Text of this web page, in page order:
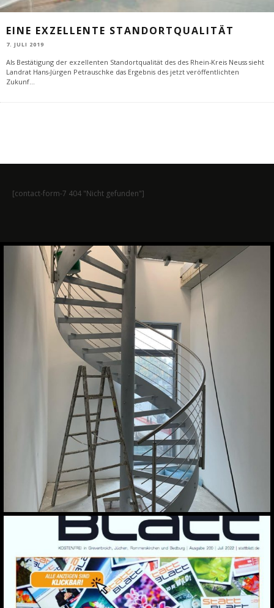
EINE EXZELLENTE STANDORTQUALITÄT
7. JULI 2019
Als Bestätigung der exzellenten Standortqualität des des Rhein-Kreis Neuss sieht
Landrat Hans-Jürgen Petrauschke das Ergebnis des jetzt veröffentlichten
Zukunf...
[contact-form-7 404 "Nicht gefunden"]